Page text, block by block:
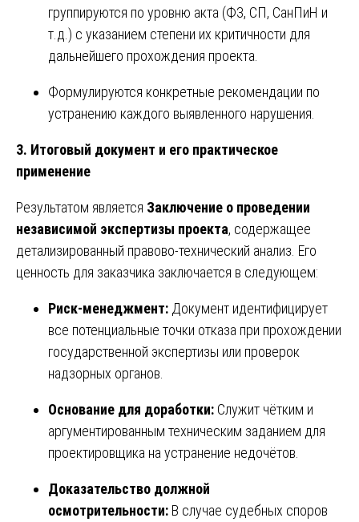
группируются по уровню акта (ФЗ, СП, СанПиН и
т.д.) с указанием степени их критичности для
дальнейшего прохождения проекта.
Формулируются конкретные рекомендации по
устранению каждого выявленного нарушения.
3. Итоговый документ и его практическое
применение
Результатом является Заключение о проведении
независимой экспертизы проекта, содержащее
детализированный правово-технический анализ. Его
ценность для заказчика заключается в следующем:
Риск-менеджмент: Документ идентифицирует
все потенциальные точки отказа при прохождении
государственной экспертизы или проверок
надзорных органов.
Основание для доработки: Служит чётким и
аргументированным техническим заданием для
проектировщика на устранение недочётов.
Доказательство должной
осмотрительности: В случае судебных споров